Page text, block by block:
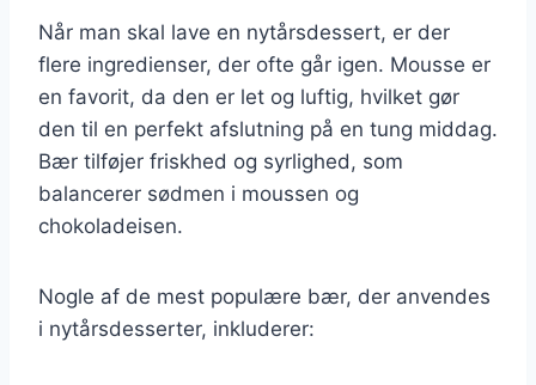
Når man skal lave en nytårsdessert, er der
flere ingredienser, der ofte går igen. Mousse er
en favorit, da den er let og luftig, hvilket gør
den til en perfekt afslutning på en tung middag.
Bær tilføjer friskhed og syrlighed, som
balancerer sødmen i moussen og
chokoladeisen.
Nogle af de mest populære bær, der anvendes
i nytårsdesserter, inkluderer: